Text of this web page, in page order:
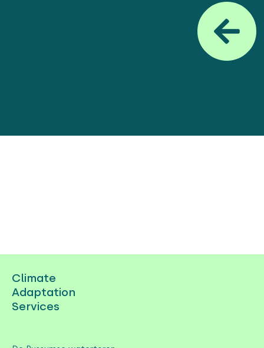
Climate
Adaptation
Services